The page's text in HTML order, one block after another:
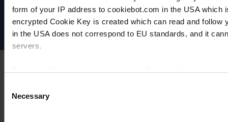
form of your IP address to cookiebot.com in the USA
encrypted Cookie Key is created which can read and
in the USA does not correspond to EU standards, and it
servers.
Selection
Necessary
Disclaimer
Cookie-Einstellungen